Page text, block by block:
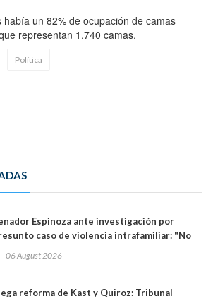
había un 82% de ocupación de camas
representan 1.740 camas.
Política
Espinoza ante investigación por
caso de violencia intrafamiliar: "No
a Tribunal Supremo
06 August 2026
reforma de Kast y Quiroz: Tribunal